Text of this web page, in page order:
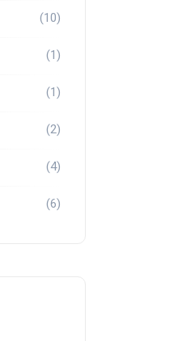
(10)
(1)
(1)
(2)
(4)
(6)